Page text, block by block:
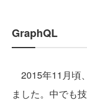
GraphQL
2015年11月頃
ました。中でも